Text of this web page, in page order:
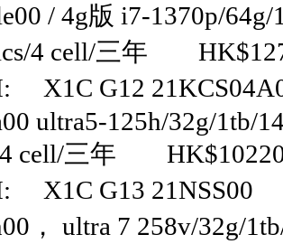
/ 4g版 i7-1370p/
4 cell/三年
X1C G12
ultra5-125h/32g/1tb/
4 cell/三年
X1C G13
， ultra 7 258v/